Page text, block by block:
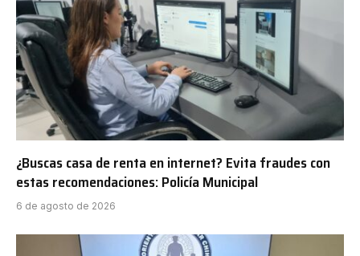
¿Buscas casa de renta en internet? Evita fraudes con
estas recomendaciones: Policía Municipal
6 de agosto de 2026